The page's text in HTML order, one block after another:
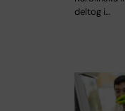
deltog i…